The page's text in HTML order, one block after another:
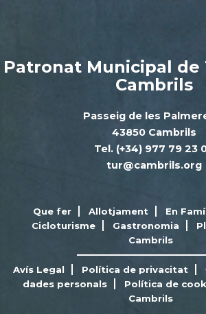
Patronat Municipal de
Cambrils
Passeig de les
43850 Cambrils
Tel. (+34) 977 79 23
tur@cambrils.org
Que fer Allotjament En
Cicloturisme
Gastronomia
Cambrils
Avís Legal Política de privacitat
dades personals
Política de
Cambrils